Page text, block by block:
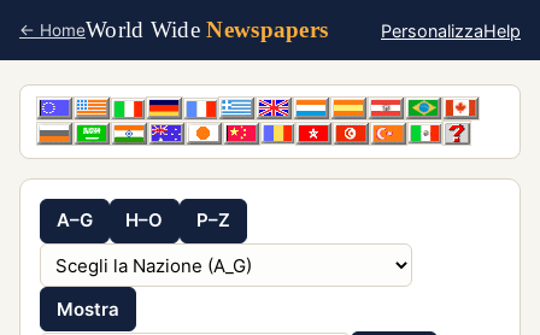
← HomeWorld WideNewspapers PersonalizzaHelp
A–G H–O P–Z
Mostra